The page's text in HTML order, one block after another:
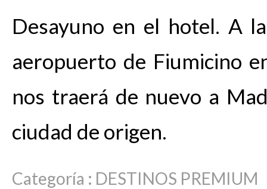
Desayuno en el hotel. A
aeropuerto de Fiumicino
nos traerá de nuevo a
ciudad de origen.
Categoría : DESTINOS PREMIUM